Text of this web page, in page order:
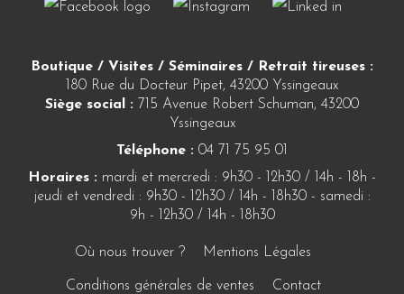
Boutique / Visites / Séminaires / Retrait tireuses :
180 Rue du Docteur Pipet, 43200 Yssingeaux
Siège social : 715 Avenue Robert Schuman, 43200
Yssingeaux
Téléphone : 04 71 75 95 01
Horaires : mardi et mercredi : 9h30 - 12h30 / 14h - 18h -
jeudi et vendredi : 9h30 - 12h30 / 14h - 18h30 - samedi :
9h - 12h30 / 14h - 18h30
Où nous trouver ? Mentions Légales
Conditions générales de ventes Contact